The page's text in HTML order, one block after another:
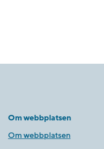
Om webbplatsen
Om webbplatsen